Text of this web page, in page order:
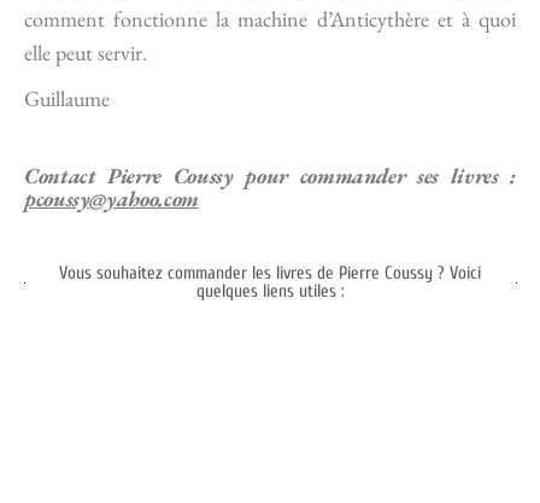
comment fonctionne la machine d’Anticythère et à quoi
elle peut servir.
Guillaume
Contact Pierre Coussy pour commander ses livres :
pcoussy@yahoo.com
Vous souhaitez commander les livres de Pierre Coussy ? Voici
quelques liens utiles :